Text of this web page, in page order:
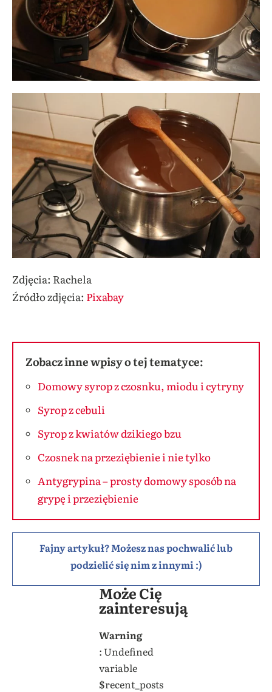
Zdjęcia: Rachela
Źródło zdjęcia: Pixabay
Zobacz inne wpisy o tej tematyce:
Domowy syrop z czosnku, miodu i cytryny
Syrop z cebuli
Syrop z kwiatów dzikiego bzu
Czosnek na przeziębienie i nie tylko
Antygrypina – prosty domowy sposób na
grypę i przeziębienie
Fajny artykuł? Możesz nas pochwalić lub
podzielić się nim z innymi :)
Może Cię
zainteresują
Warning
: Undefined
variable
$recent_posts